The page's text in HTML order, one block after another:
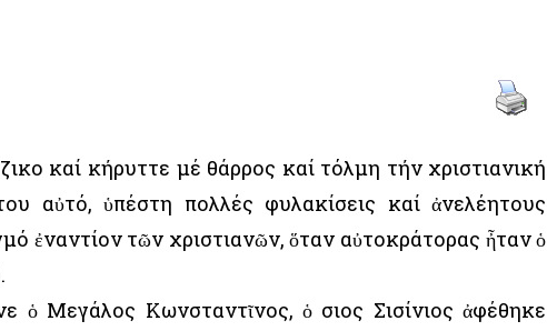
καί κήρυττε μέ θάρρος καί τόλμη τήν χριστιανική
αὐτό, ὑπέστη πολλές φυλακίσεις καί ἀνελέητους
ἐναντίον τῶν χριστιανῶν, ὅταν αὐτοκράτορας ἦταν ὁ
ὁ Μεγάλος Κωνσταντῖνος, ὁ Ὅσιος Σισίνιος ἀφέθηκε